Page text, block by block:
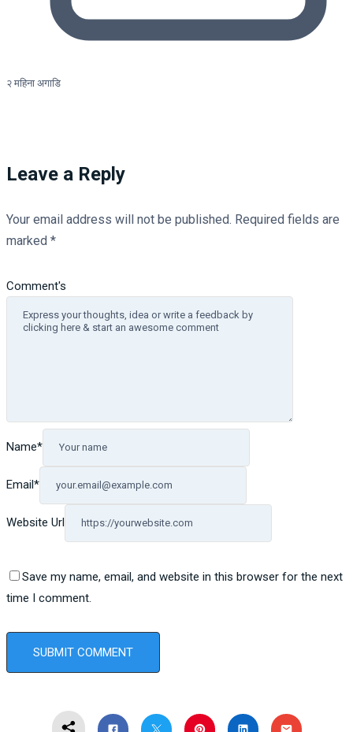
२ महिना अगाडि
Leave a Reply
Your email address will not be published. Required fields are
marked *
Comment's
Name*
Email*
Website Url
Save my name, email, and website in this browser for the next
time I comment.